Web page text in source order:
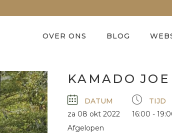
OVER ONS BLOG
KAMADO
DATUM
za 08 okt 2022
Afgelopen
TIJD
16:00 -